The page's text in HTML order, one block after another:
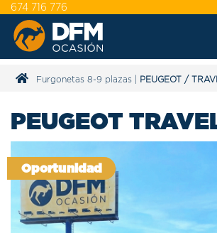
674 716 776
Furgonetas 8-9 plazas PEUGEOT /
PEUGEOT
Oportunidad